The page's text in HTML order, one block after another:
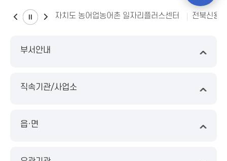
전북특별자치도 농어업농어촌 일자리플러스센터 전북신용
부서안내
직속기관/사업소
읍·면